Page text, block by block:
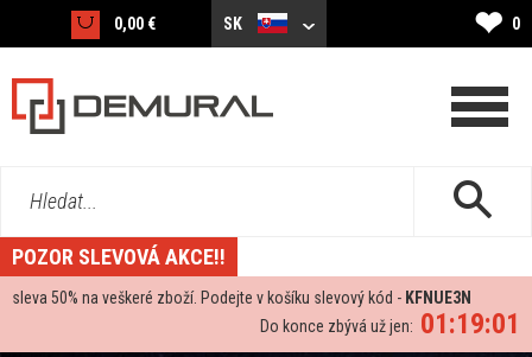
0,00 € SK ❤ 0
Hledat...
POZOR SLEVOVÁ AKCE!!
sleva 50% na veškeré zboží. Podejte v košíku slevový kód - KFNUE3N
01:19:00
Do konce zbývá už jen: